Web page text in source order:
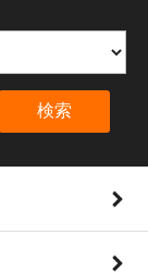
検索